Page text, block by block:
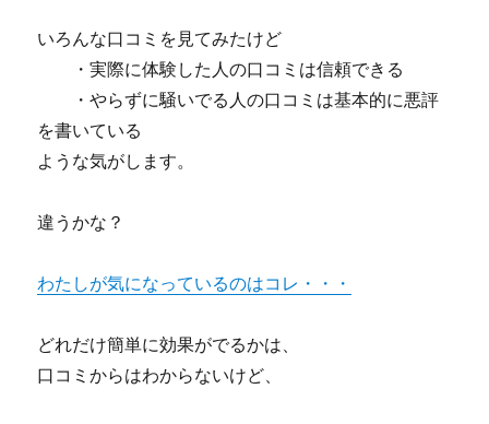
いろんな口コミを見てみたけど
・実際に体験した人の口コミは信頼できる
・やらずに騒いでる人の口コミは基本的に悪評
を書いている
ような気がします。
違うかな？
わたしが気になっているのはコレ・・・
どれだけ簡単に効果がでるかは、
口コミからはわからないけど、